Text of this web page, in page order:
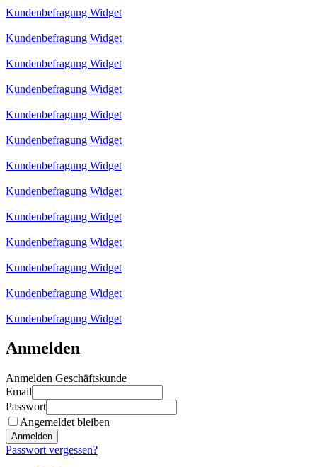
Kundenbefragung Widget
Kundenbefragung Widget
Kundenbefragung Widget
Kundenbefragung Widget
Kundenbefragung Widget
Kundenbefragung Widget
Kundenbefragung Widget
Kundenbefragung Widget
Kundenbefragung Widget
Kundenbefragung Widget
Kundenbefragung Widget
Kundenbefragung Widget
Kundenbefragung Widget
Anmelden
Anmelden Geschäftskunde
Email
Passwort
Angemeldet bleiben
Anmelden
Passwort vergessen?